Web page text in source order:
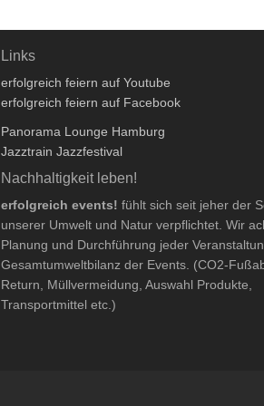
Links
erfolgreich feiern auf Youtube
erfolgreich feiern auf Facebook
Panorama Lounge Hamburg
Jazztrain Jazzfestival
Nachhaltigkeit leben!
erfolgreich events! fühlt sich seit jeher der
unserer Umwelt und Natur verpflichtet. Wir
Planung und Durchführung jeder
Gesamtumweltbilanz der Events. (CO2-
Return, Müllvermeidung, Auswahl Produkte,
Transportmittel etc.)